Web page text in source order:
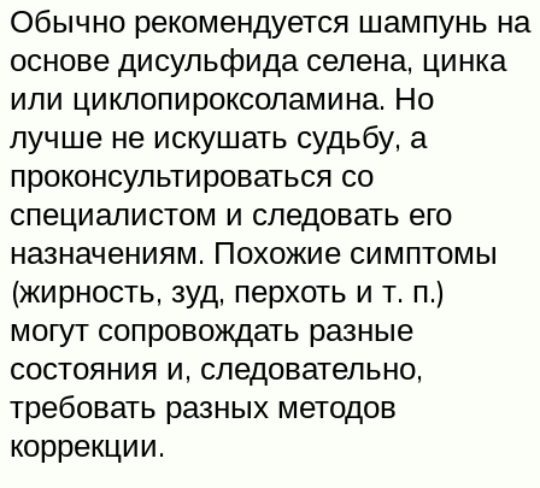
Обычно рекомендуется шампунь на
основе дисульфида селена, цинка
или циклопироксоламина. Но
лучше не искушать судьбу, а
проконсультироваться со
специалистом и следовать его
назначениям. Похожие симптомы
(жирность, зуд, перхоть и т. п.)
могут сопровождать разные
состояния и, следовательно,
требовать разных методов
коррекции.